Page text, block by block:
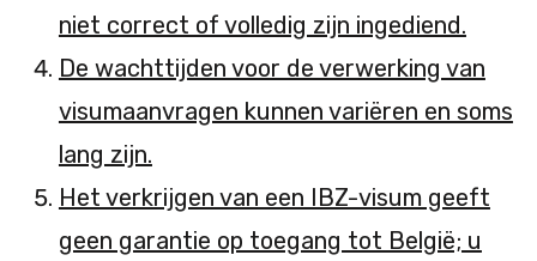
niet correct of volledig zijn ingediend.
De wachttijden voor de verwerking van
visumaanvragen kunnen variëren en soms
lang zijn.
Het verkrijgen van een IBZ-visum geeft
geen garantie op toegang tot België; u